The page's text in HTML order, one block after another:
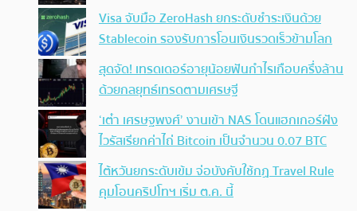
Visa จับมือ ZeroHash ยกระดับชำระเงินด้วย
Stablecoin รองรับการโอนเงินรวดเร็วข้ามโลก
สุดจัด! เทรดเดอร์อายุน้อยฟันกำไรเกือบครึ่งล้าน
ด้วยกลยุทธ์เทรดตามเศรษฐี
‘เต๋า เศรษฐพงศ์’ งานเข้า NAS โดนแฮกเกอร์ฝัง
ไวรัสเรียกค่าไถ่ Bitcoin เป็นจำนวน 0.07 BTC
ไต้หวันยกระดับเข้ม จ่อบังคับใช้กฏ Travel Rule
คุมโอนคริปโทฯ เริ่ม ต.ค. นี้